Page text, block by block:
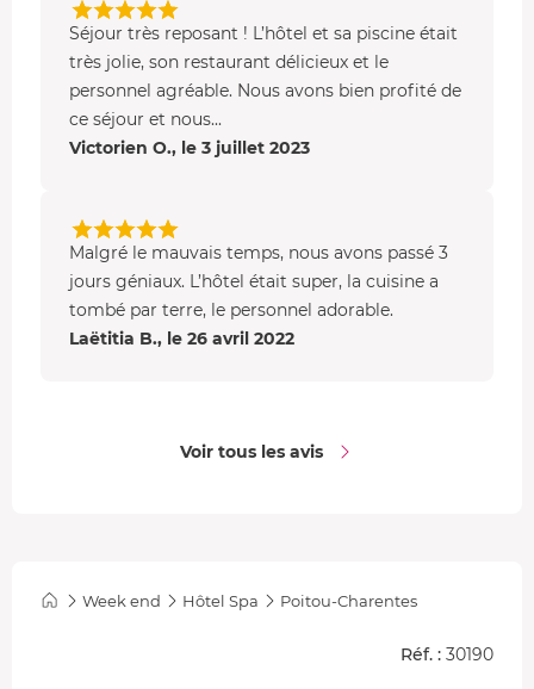
En saison, lagrande piscineest l'endroit parfait pour se
détendre lors d'un bain rafraîchissant ou profiter du
soleil. Dans le jardin arboré d'un hectare, vous pourrez
vous détendre au salon d'été. Friand de jeux collectifs,
préférez une partie de billard , de jeux anciens ou en
Les chambres
Vous séjournez dans unechambre double tout confort
et offrant unevue sur le jardin. Chaque chambre possède
une décoration unique et certaines disposent d'un lit à
Séjour très reposant ! L’hôtel et sa piscine était
très jolie, son restaurant délicieux et le
personnel agréable. Nous avons bien profité de
ce séjour et nous...
Victorien O., le 3 juillet 2023
Malgré le mauvais temps, nous avons passé 3
jours géniaux. L’hôtel était super, la cuisine a
tombé par terre, le personnel adorable.
Laëtitia B., le 26 avril 2022
Voir tous les avis
Week end Hôtel Spa Poitou-Charentes
Réf. : 30190